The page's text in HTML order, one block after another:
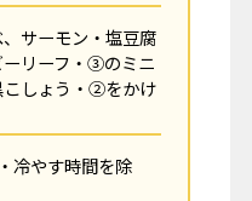
サーモン・塩豆腐
ーリーフ・③のミニ
こしょう・②をかけ
冷やす時間を除